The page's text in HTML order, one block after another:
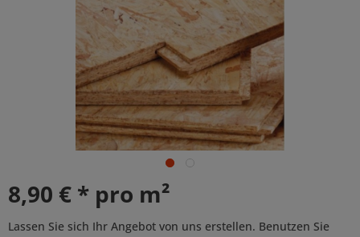
8,90 € * pro m²
Lassen Sie sich Ihr Angebot von uns erstellen. Benutzen Sie